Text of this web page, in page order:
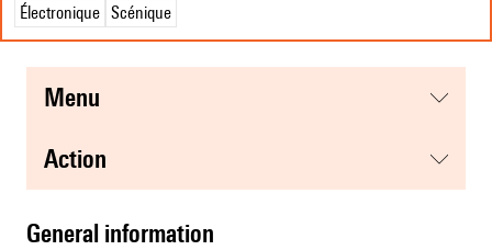
Électronique Scénique
menu
action
general information